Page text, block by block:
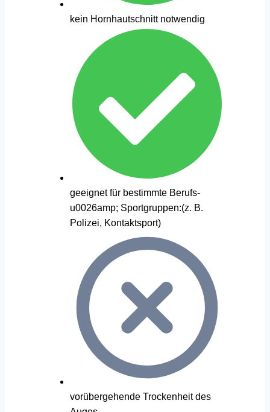
kein Hornhautschnitt notwendig
geeignet für bestimmte Berufs-
u0026amp; Sportgruppen:(z. B.
Polizei, Kontaktsport)
vorübergehende Trockenheit des